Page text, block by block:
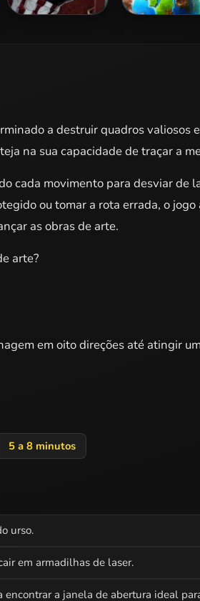
a destruir quadros valiosos
na sua capacidade de traçar a
cada movimento para desviar de
ou tomar a rota errada, o
as obras de arte.
arte?
em oito direções até atingir
5 a 8 minutos
urso.
em armadilhas de laser.
a janela de abertura ideal